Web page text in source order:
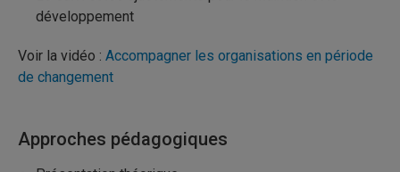
développement
Voir la vidéo : Accompagner les organisations en période
de changement
Approches pédagogiques